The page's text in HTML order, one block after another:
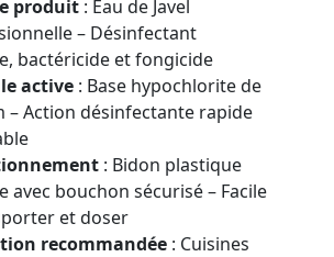
produit : Eau de Javel
– Désinfectant
bactéricide et fongicide
active : Base hypochlorite de
– Action désinfectante rapide
: Bidon plastique
avec bouchon sécurisé – Facile
et doser
recommandée : Cuisines